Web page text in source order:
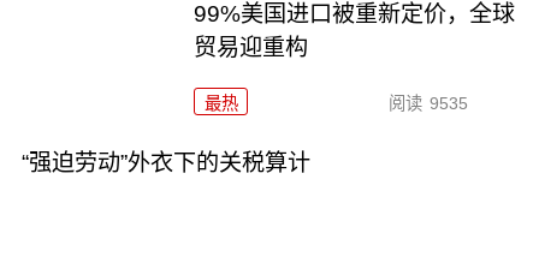
99%美国进口被重新定价，全球
贸易迎重构
最热 阅读 9535
“强迫劳动”外衣下的关税算计